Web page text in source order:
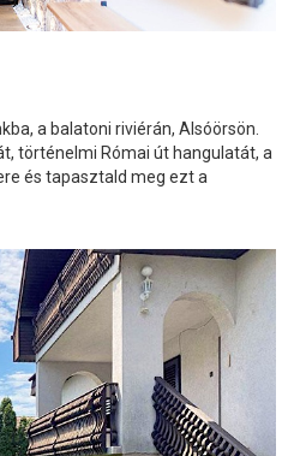
a balatoni riviérán, Alsóörsön.
történelmi Római út hangulatát, a
és tapasztald meg ezt a